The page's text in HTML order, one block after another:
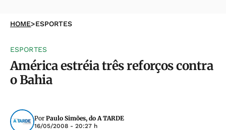
HOME>ESPORTES
ESPORTES
América estréia três reforços contra
o Bahia
Por Paulo Simões, do A TARDE
16/05/2008 - 20:27 h